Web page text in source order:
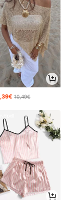
,39€ 10,49€